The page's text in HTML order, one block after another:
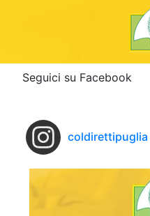
Seguici su Facebook
coldirettipuglia